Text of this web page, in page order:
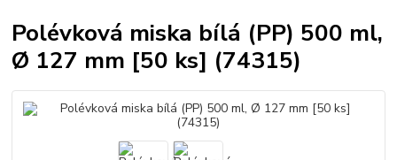
Polévková miska bílá (PP) 500 ml,
Ø 127 mm [50 ks] (74315)